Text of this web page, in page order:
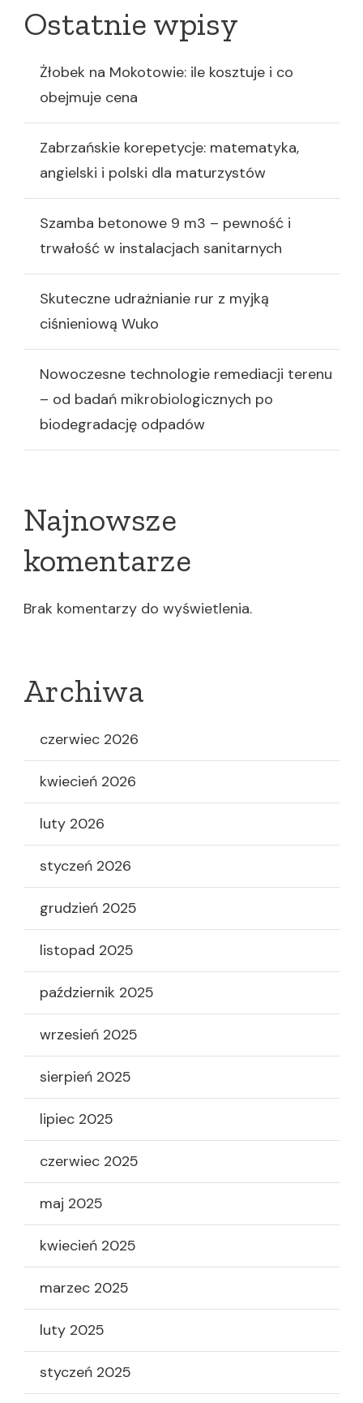
Ostatnie wpisy
Żłobek na Mokotowie: ile kosztuje i co
obejmuje cena
Zabrzańskie korepetycje: matematyka,
angielski i polski dla maturzystów
Szamba betonowe 9 m3 – pewność i
trwałość w instalacjach sanitarnych
Skuteczne udrażnianie rur z myjką
ciśnieniową Wuko
Nowoczesne technologie remediacji terenu
– od badań mikrobiologicznych po
biodegradację odpadów
Najnowsze
komentarze
Brak komentarzy do wyświetlenia.
Archiwa
czerwiec 2026
kwiecień 2026
luty 2026
styczeń 2026
grudzień 2025
listopad 2025
październik 2025
wrzesień 2025
sierpień 2025
lipiec 2025
czerwiec 2025
maj 2025
kwiecień 2025
marzec 2025
luty 2025
styczeń 2025